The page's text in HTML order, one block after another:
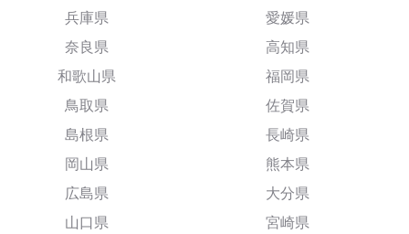
兵庫県
奈良県
和歌山県
鳥取県
島根県
岡山県
広島県
山口県
愛媛県
高知県
福岡県
佐賀県
長崎県
熊本県
大分県
宮崎県